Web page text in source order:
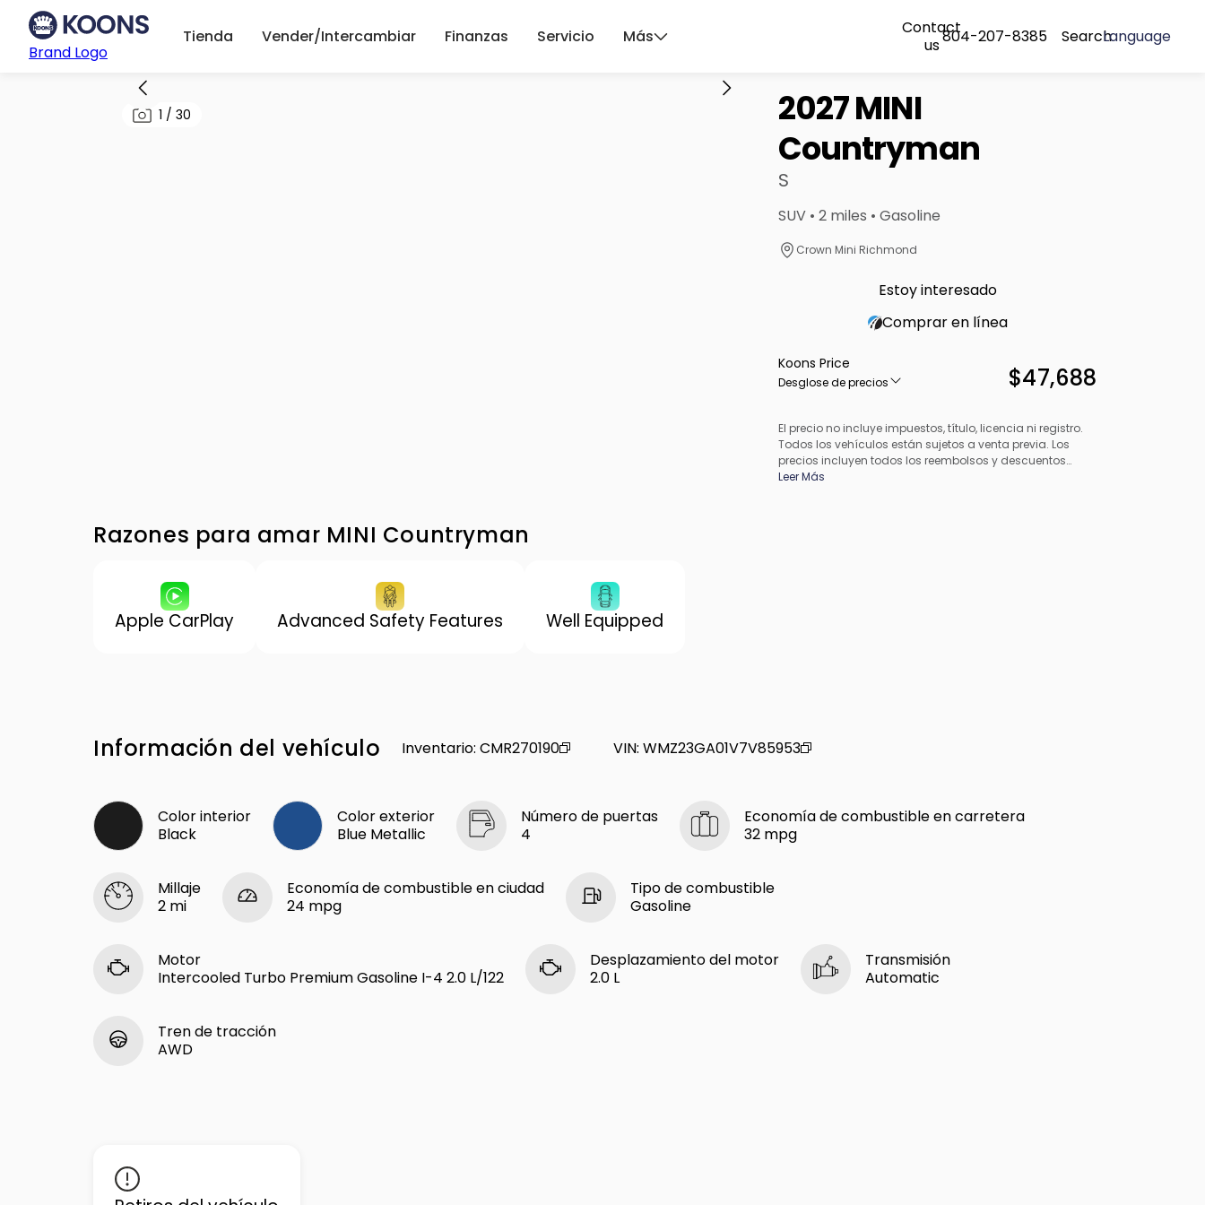
Brand Logo
Tienda Vender/Intercambiar Finanzas Servicio Más
Contact
us804-207-8385 SearchLanguage
1 / 30
2027 MINI
Countryman
S
SUV • 2 miles • Gasoline
Crown Mini Richmond
Estoy interesado
Comprar en línea
Koons Price
Desglose de precios $47,688
El precio no incluye impuestos, título, licencia ni registro.
Todos los vehículos están sujetos a venta previa. Los
precios incluyen todos los reembolsos y descuentos
aplicables disponibles para todos los consumidores;
Leer Más
Razones para amar MINI Countryman
Apple CarPlay Advanced Safety Features Well Equipped
Información del vehículo Inventario:CMR270190 VIN:WMZ23GA01V7V85953
Color interior
Black
Color exterior
Blue Metallic
Número de puertas
4
Economía de combustible en carretera
32 mpg
Millaje
2 mi
Economía de combustible en ciudad
24 mpg
Tipo de combustible
Gasoline
Motor
Intercooled Turbo Premium Gasoline I-4 2.0 L/122
Desplazamiento del motor
2.0 L
Transmisión
Automatic
Tren de tracción
AWD